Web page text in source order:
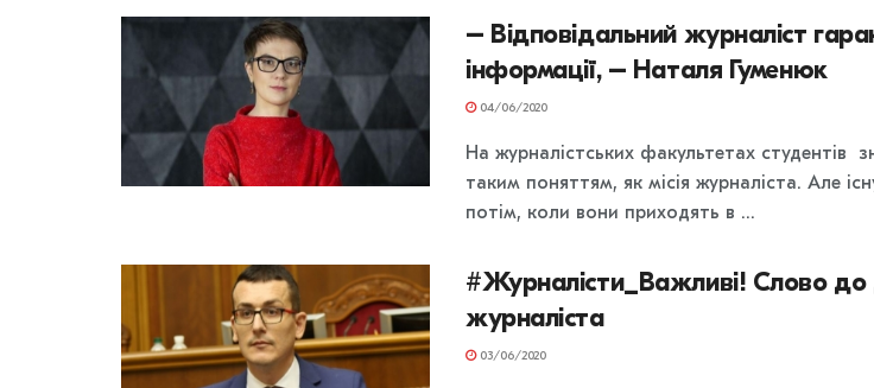
– Відповідальний журналіст
інформації, – Наталя Гуменюк
04/06/2020
На журналістських факультетах студентів
таким поняттям, як місія журналіста. Але
потім, коли вони приходять в ...
#Журналісти_Важливі! Слово
журналіста
03/06/2020